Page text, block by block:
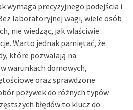
wymaga precyzyjnego podejścia i
laboratoryjnej wagi, wiele osób
nie wiedząc, jak właściwie
Warto jednak pamiętać, że
które pozwalają na
warunkach domowych,
oraz sprawdzone
pożywek do różnych typów
błędów to klucz do